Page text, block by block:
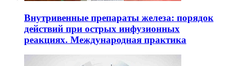
Внутривенные препараты железа: порядок
действий при острых инфузионных
реакциях. Международная практика